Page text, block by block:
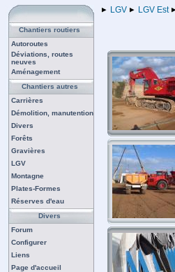
Chantiers routiers
Autoroutes
Déviations, routes
neuves
Aménagement
Chantiers autres
Carrières
Démolition, manutention
Divers
Forêts
Gravières
LGV
Montagne
Plates-Formes
Réserves d'eau
Divers
Forum
Configurer
Liens
Page d'accueil
LGV LGV Est